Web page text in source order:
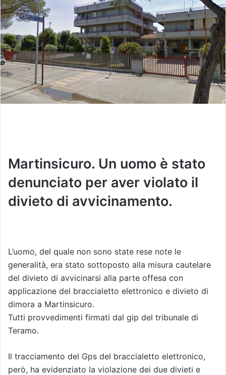
e
m
a
i
l
Martinsicuro. Un uomo è stato
denunciato per aver violato il
divieto di avvicinamento.
L’uomo, del quale non sono state rese note le
generalità, era stato sottoposto alla misura cautelare
del divieto di avvicinarsi alla parte offesa con
applicazione del braccialetto elettronico e divieto di
dimora a Martinsicuro.
Tutti provvedimenti firmati dal gip del tribunale di
Teramo.
Il tracciamento del Gps del braccialetto elettronico,
però, ha evidenziato la violazione dei due divieti e